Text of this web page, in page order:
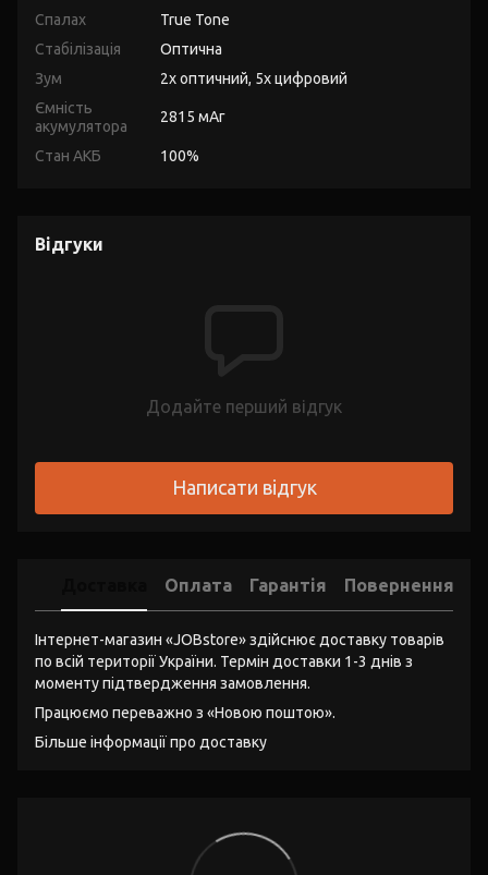
Спалах
True Tone
Стабілізація
Оптична
Зум
2х оптичний, 5х цифровий
Ємність
акумулятора
2815 мАг
Стан АКБ 100%
Відгуки
Додайте перший відгук
Написати відгук
Оплата Гарантія Повернення
Інтернет-магазин «JOBstore» здійснює доставку товарів
по всій території України. Термін доставки 1-3 днів з
моменту підтвердження замовлення.
Працюємо переважно з «Новою поштою».
Більше інформації про доставку